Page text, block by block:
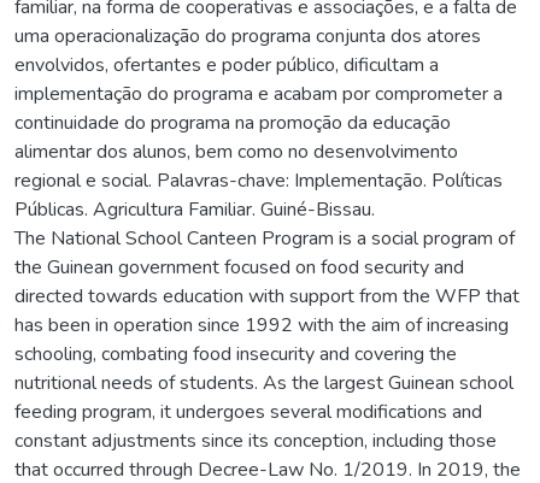
familiar, na forma de cooperativas e associações, e a falta de
uma operacionalização do programa conjunta dos atores
envolvidos, ofertantes e poder público, dificultam a
implementação do programa e acabam por comprometer a
continuidade do programa na promoção da educação
alimentar dos alunos, bem como no desenvolvimento
regional e social. Palavras-chave: Implementação. Políticas
Públicas. Agricultura Familiar. Guiné-Bissau.
The National School Canteen Program is a social program of
the Guinean government focused on food security and
directed towards education with support from the WFP that
has been in operation since 1992 with the aim of increasing
schooling, combating food insecurity and covering the
nutritional needs of students. As the largest Guinean school
feeding program, it undergoes several modifications and
constant adjustments since its conception, including those
that occurred through Decree-Law No. 1/2019. In 2019, the